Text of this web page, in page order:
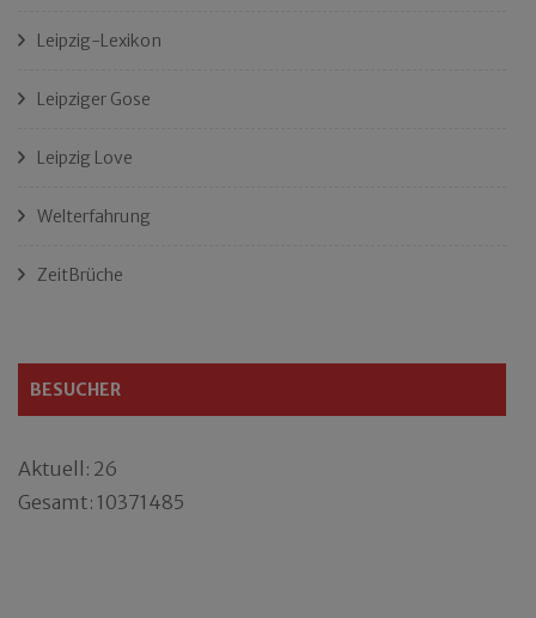
Leipzig-Lexikon
Leipziger Gose
Leipzig Love
Welterfahrung
ZeitBrüche
BESUCHER
Aktuell: 26
Gesamt: 10371485